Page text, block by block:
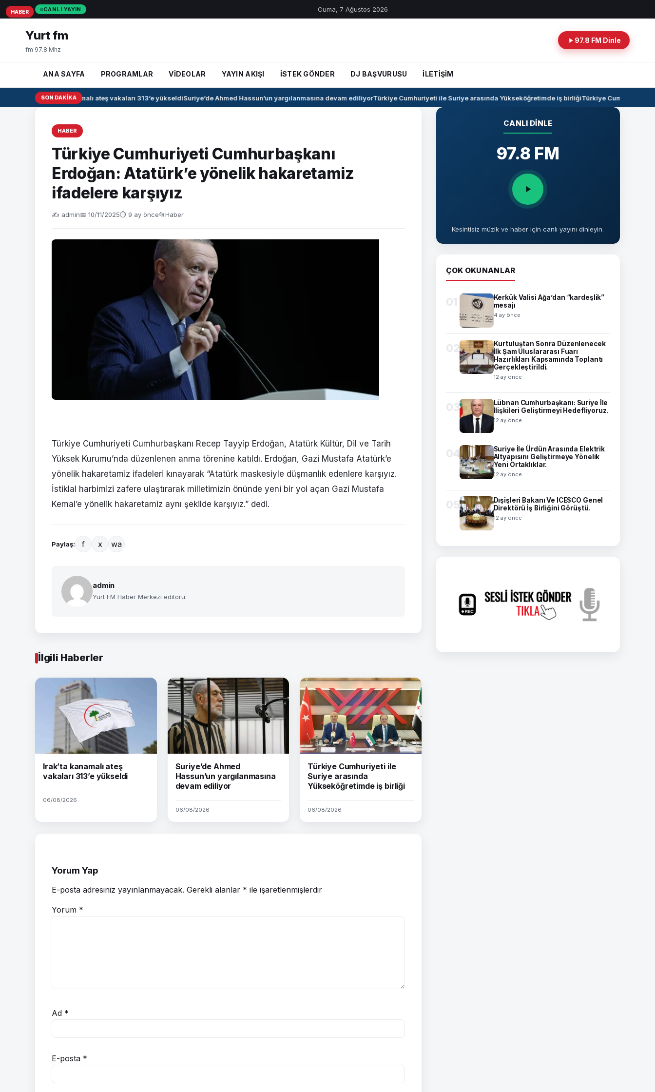
CANLI YAYIN Cuma, 7 Ağustos 2026
Yurt fm
fm 97.8 Mhz
97.8 FM Dinle
ANA SAYFA PROGRAMLAR VİDEOLAR YAYIN AKIŞI İSTEK GÖNDER DJ BAŞVURUSU İLETİŞİM
SON DAKIKA
Irak’ta kanamalı ateş vakaları 313’e yükseldiSuriye’de Ahmed Hassun’un yargılanmasına devam ediliyorTürkiye Cumhuriyeti ile Suriye arasında Yükseköğretimde iş birliğiTürkiye Cumhuriyeti -
HABER
Türkiye Cumhuriyeti Cumhurbaşkanı
Erdoğan: Atatürk’e yönelik hakaretamiz
ifadelere karşıyız
✍️ admin📅 10/11/2025⏱ 9 ay önce📂Haber
Türkiye Cumhuriyeti Cumhurbaşkanı Recep Tayyip Erdoğan, Atatürk Kültür, Dil ve Tarih
Yüksek Kurumu’nda düzenlenen anma törenine katıldı. Erdoğan, Gazi Mustafa Atatürk’e
yönelik hakaretamiz ifadeleri kınayarak “Atatürk maskesiyle düşmanlık edenlere karşıyız.
İstiklal harbimizi zafere ulaştırarak milletimizin önünde yeni bir yol açan Gazi Mustafa
Kemal’e yönelik hakaretamiz aynı şekilde karşıyız.” dedi.
Paylaş: f x wa
admin
Yurt FM Haber Merkezi editörü.
İlgili Haberler
HABER
Irak’ta kanamalı ateş
vakaları 313’e yükseldi
06/08/2026
HABER
Suriye’de Ahmed
Hassun’un yargılanmasına
devam ediliyor
06/08/2026
HABER
Türkiye Cumhuriyeti ile
Suriye arasında
Yükseköğretimde iş birliği
06/08/2026
Yorum Yap
E-posta adresiniz yayınlanmayacak. Gerekli alanlar * ile işaretlenmişlerdir
Yorum *
Ad *
E-posta *
CANLI DINLE
97.8 FM
Kesintisiz müzik ve haber için canlı yayını dinleyin.
ÇOK OKUNANLAR
01
Kerkük Valisi Ağa’dan “kardeşlik”
mesajı
4 ay önce
02
Kurtuluştan Sonra Düzenlenecek
İlk Şam Uluslararası Fuarı
Hazırlıkları Kapsamında Toplantı
Gerçekleştirildi.
12 ay önce
03
Lübnan Cumhurbaşkanı: Suriye İle
İlişkileri Geliştirmeyi Hedefliyoruz.
12 ay önce
04
Suriye İle Ürdün Arasında Elektrik
Altyapısını Geliştirmeye Yönelik
Yeni Ortaklıklar.
12 ay önce
05
Dışişleri Bakanı Ve ICESCO Genel
Direktörü İş Birliğini Görüştü.
12 ay önce